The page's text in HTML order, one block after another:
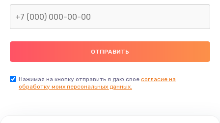
Нажимая на кнопку отправить я даю свое согласие на
обработку моих персональных данных.